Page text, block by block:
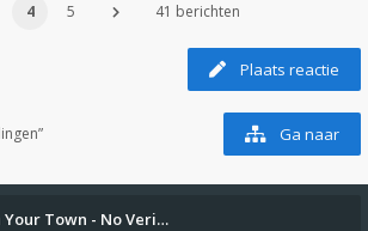
4 5 41 berichten
Plaats reactie
Ga naar
Your Town - No Veri…